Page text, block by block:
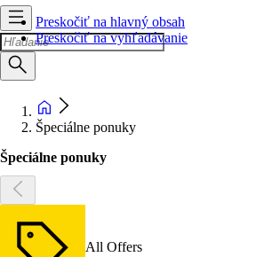
Preskočiť na hlavný obsah
Preskočiť na vyhľadávanie
Špeciálne ponuky
Špeciálne ponuky
All Offers